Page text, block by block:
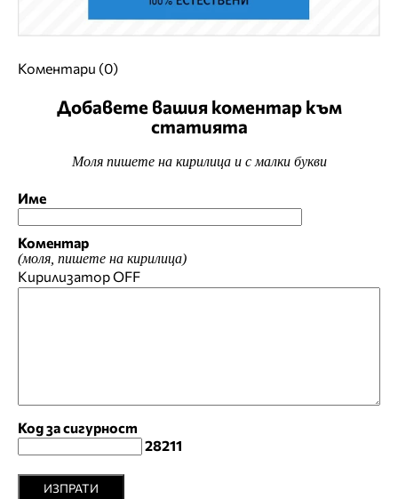
Коментари (0)
Добавете вашия коментар към
статията
Моля пишете на кирилица и с малки букви
Име
Коментар
(моля, пишете на кирилица)
КирилизаторOFF
Код за сигурност
28211
ИЗПРАТИ